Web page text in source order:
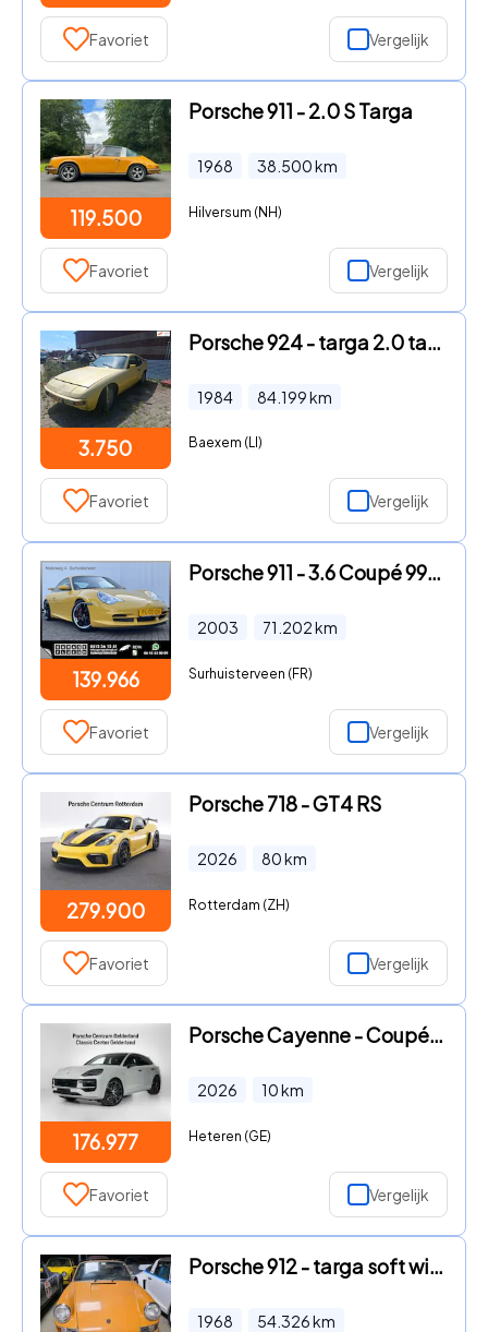
Favoriet Vergelijk
119.500
Porsche 911 - 2.0 S Targa
1968 38.500km
Hilversum (NH)
Favoriet Vergelijk
3.750
Porsche 924 - targa 2.0 targa opknapper
1984 84.199km
Baexem (LI)
Favoriet Vergelijk
139.966
Porsche 911 - 3.6 Coupé 996 GT3 Collect Car Speed Gelb Carbon Dealer-Servi
2003 71.202km
Surhuisterveen (FR)
Favoriet Vergelijk
279.900
Porsche 718 - GT4 RS
2026 80km
Rotterdam (ZH)
Favoriet Vergelijk
176.977
Porsche Cayenne - Coupé E-Hybrid Black Edition
2026 10km
Heteren (GE)
Favoriet Vergelijk
Porsche 912 - targa soft window
1968 54.326km